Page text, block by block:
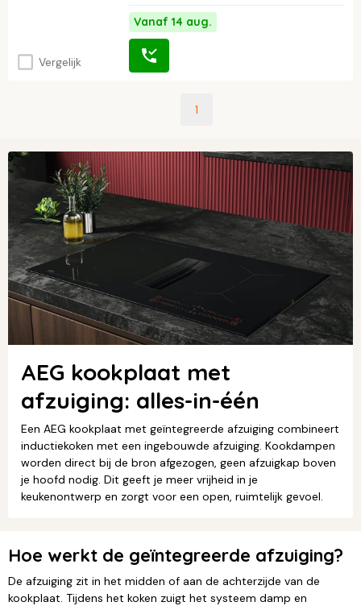
Vergelijk
Vanaf 14 aug.
1
AEG kookplaat met
afzuiging: alles-in-één
Een AEG kookplaat met geïntegreerde afzuiging combineert
inductiekoken met een ingebouwde afzuiging. Kookdampen
worden direct bij de bron afgezogen, geen afzuigkap boven
je hoofd nodig. Dit geeft je meer vrijheid in je
keukenontwerp en zorgt voor een open, ruimtelijk gevoel.
Hoe werkt de geïntegreerde afzuiging?
De afzuiging zit in het midden of aan de achterzijde van de
kookplaat. Tijdens het koken zuigt het systeem damp en